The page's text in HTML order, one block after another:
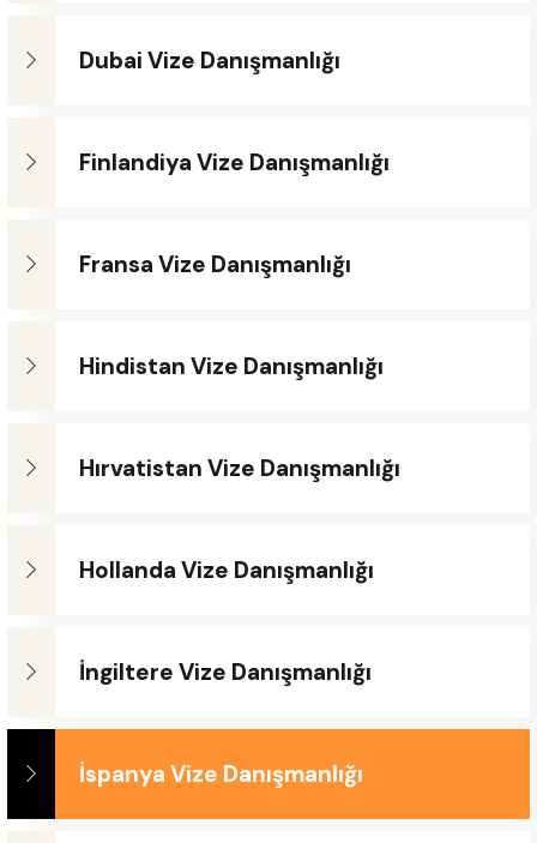
Dubai Vize Danışmanlığı
Finlandiya Vize Danışmanlığı
Fransa Vize Danışmanlığı
Hindistan Vize Danışmanlığı
Hırvatistan Vize Danışmanlığı
Hollanda Vize Danışmanlığı
İngiltere Vize Danışmanlığı
İspanya Vize Danışmanlığı